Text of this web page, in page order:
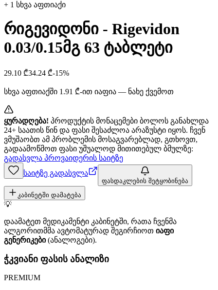
+ 1 სხვა აფთიაქი
რიგევიდონი - Rigevidon
0.03/0.15მგ 63 ტაბლეტი
29.10 ₾34.24 ₾-15%
სხვა აფთიაქში 1.91 ₾-ით იაფია — ნახე ქვემოთ
ყურადღება! პროდუქტის მონაცემები ბოლოს განახლდა
24+ საათის წინ და ფასი შესაძლოა არაზუსტი იყოს. ჩვენ
ვმუშაობთ ამ პრობლემის მოსაგვარებლად, გთხოვთ,
გადაამოწმოთ ფასი უშუალოდ მითითებულ ბმულზე:
გადასვლა პროვაიდერის საიტზე
საიტზე გადასვლა
ფასდაკლების შეტყობინება
კაბინეტში დამატება
💡
დაამატეთ მედიკამენტი კაბინეტში, რათა ჩვენმა
ალგორითმმა ავტომატურად შეგირჩიოთ იაფი
გენერიკები(ანალოგები).
ჭკვიანი ფასის ანალიზი
PREMIUM